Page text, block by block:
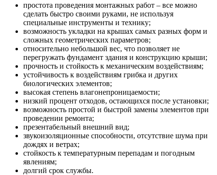
простота проведения монтажных работ – все можно
сделать быстро своими руками, не используя
специальные инструменты и технику;
возможность укладки на крышах самых разных форм и
сложных геометрических параметров;
относительно небольшой вес, что позволяет не
перегружать фундамент здания и конструкцию крыши;
прочность и стойкость к механическим воздействиям;
устойчивость к воздействиям грибка и других
биологических элементов;
высокая степень влагонепроницаемости;
низкий процент отходов, остающихся после установки;
возможность простой и быстрой замены элементов при
проведении ремонта;
презентабельный внешний вид;
звукоизоляционные способности, отсутствие шума при
дождях и ветрах;
стойкость к температурным перепадам и погодным
явлениям;
долгий срок службы.